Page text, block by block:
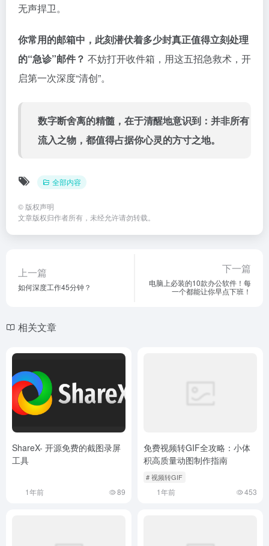
无声捍卫。
你常用的邮箱中，此刻潜伏着多少封真正值得立刻处理
的“急诊”邮件？ 不妨打开收件箱，用这五招急救术，开
启第一次深度“清创”。
数字断舍离的精髓，在于清醒地意识到：并非所有
流入之物，都值得占据你心灵的方寸之地。
全部内容
© 版权声明
文章版权归作者所有，未经允许请勿转载。
上一篇
如何深度工作45分钟？
下一篇
电脑上必装的10款办公软件！每
一个都能让你早点下班！
相关文章
ShareX- 开源免费的截图录屏
工具
1年前 89
免费视频转GIF全攻略：小体
积高质量动图制作指南
# 视频转GIF
1年前 453